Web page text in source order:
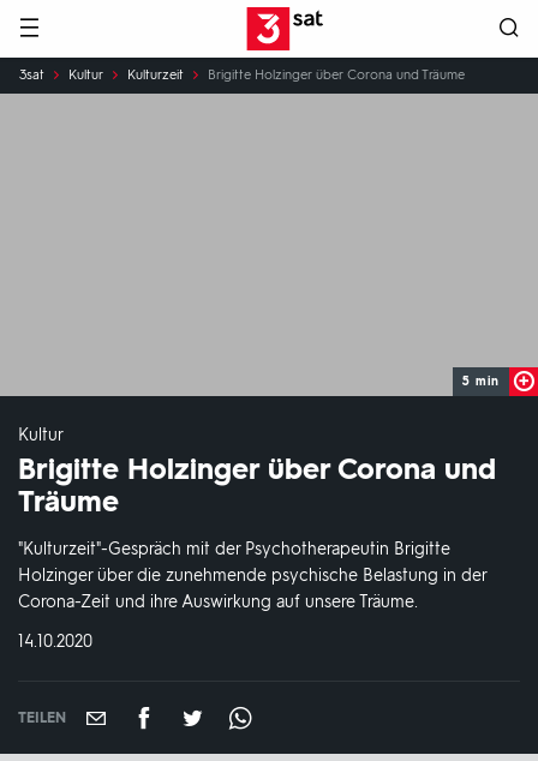
Hauptnavigation 3SAT
Sie
sind
3sat Kultur Kulturzeit Brigitte Holzinger über Corona und Träume
5 min
Kultur
Brigitte Holzinger über Corona und
Träume
"Kulturzeit"-Gespräch mit der Psychotherapeutin Brigitte
Holzinger über die zunehmende psychische Belastung in der
Corona-Zeit und ihre Auswirkung auf unsere Träume.
DATUM:
14.10.2020
TEILEN